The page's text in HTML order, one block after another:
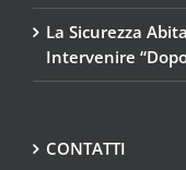
La Sicurezza
Intervenire
CONTATTI